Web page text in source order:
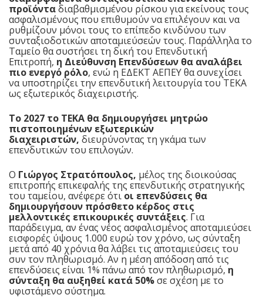
προϊόνταδιαβαθμισμένου ρίσκου για εκείνους τους
ασφαλισμένους που επιθυμούν να επιλέγουν και να
ρυθμίζουν μόνοι τους το επίπεδο κινδύνου των
συνταξιοδοτικών αποταμιεύσεών τους. Παράλληλα το
Ταμείο θα συστήσει τη δική του Επενδυτική
Επιτροπή, η Διεύθυνση Επενδύσεων θα αναλάβει
πιο ενεργό ρόλο, ενώ η ΕΔΕΚΤ ΑΕΠΕΥ θα συνεχίσει
να υποστηρίζει την επενδυτική λειτουργία του ΤΕΚΑ
ως εξωτερικός διαχειριστής.
Το 2027 το ΤΕΚΑ θα δημιουργήσει μητρώο
πιστοποιημένων εξωτερικών
διαχειριστών, διευρύνοντας τη γκάμα των
επενδυτικών του επιλογών.
Ο Γιώργος Στρατόπουλος, μέλος της διοικούσας
επιτροπής επικεφαλής της επενδυτικής στρατηγικής
του ταμείου, ανέφερε ότιοι επενδύσεις θα
δημιουργήσουν πρόσθετο κέρδος στις
μελλοντικές επικουρικές συντάξεις. Για
παράδειγμα, αν ένας νέος ασφαλισμένος αποταμιεύσει
εισφορές ύψους 1.000 ευρώ τον χρόνο, ως σύνταξη
μετά από 40 χρόνια θα λάβει τις αποταμιεύσεις του
συν τον πληθωρισμό. Αν η μέση απόδοση από τις
επενδύσεις είναι 1% πάνω από τον πληθωρισμό,η
σύνταξη θα αυξηθεί κατά 50%σε σχέση με το
υφιστάμενο σύστημα.